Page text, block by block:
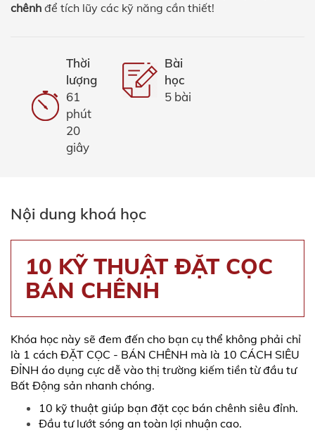
chênh để tích lũy các kỹ năng cần thiết!
Thời
lượng
61
phút
20
giây
Bài
học
5 bài
Nội dung khoá học
10 KỸ THUẬT ĐẶT CỌC
BÁN CHÊNH
Khóa học này sẽ đem đến cho bạn cụ thể không phải chỉ
là 1 cách ĐẶT CỌC - BÁN CHÊNH mà là 10 CÁCH SIÊU
ĐỈNH áo dụng cực dễ vào thị trường kiếm tiền từ đầu tư
Bất Động sản nhanh chóng.
10 kỹ thuật giúp bạn đặt cọc bán chênh siêu đỉnh.
Đầu tư lướt sóng an toàn lợi nhuận cao.